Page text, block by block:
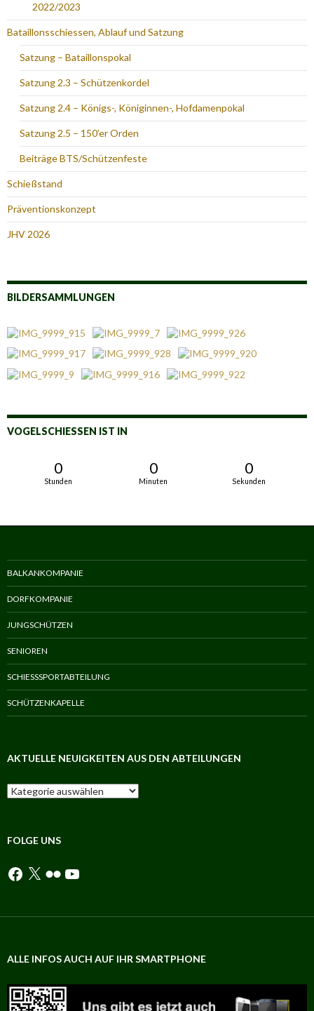
2022/2023
Bataillonsschiessen, Ablauf und Satzung
Satzung – Bataillonspokal
Satzung 2.3 – Schützenkordel
Satzung 2.4 – Königs-, Königinnen-, Hofdamenpokal
Satzung 2.5 – 150’er Orden
Beiträge BTS/Schützenfeste
Schießstand
Präventionskonzept
JHV 2026
BILDERSAMMLUNGEN
VOGELSCHIESSEN IST IN
0
Stunden
0
Minuten
0
Sekunden
BALKANKOMPANIE
DORFKOMPANIE
JUNGSCHÜTZEN
SENIOREN
SCHIESSSPORTABTEILUNG
SCHÜTZENKAPELLE
AKTUELLE NEUIGKEITEN AUS DEN ABTEILUNGEN
Aktuelle
Neuigkeiten
Abteilungen
FOLGE UNS
Facebook
X FlickrYouTube
ALLE INFOS AUCH AUF IHR SMARTPHONE